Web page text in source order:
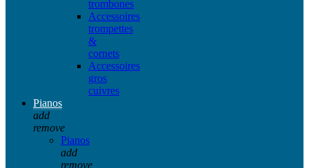
trombones
Accessoires
trompettes
&
cornets
Accessoires
gros
cuivres
Pianos
add
remove
Pianos
add
remove